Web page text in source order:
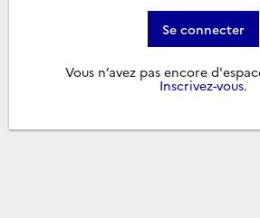
Se connecter
Vous n’avez pas encore
Inscrivez-vous.